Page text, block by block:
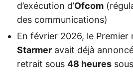
d’exécution d’Ofcom
des communications)
En février 2026, le Premier
Starmer avait déjà
retrait sous 48 heures